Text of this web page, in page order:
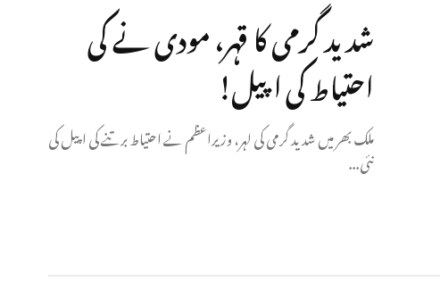
شدید گرمی کا قہر، مودی نے کی
احتیاط کی اپیل!
ملک بھر میں شدید گرمی کی لہر، وزیراعظم نے احتیاط برتنے کی اپیل کی
نئی...